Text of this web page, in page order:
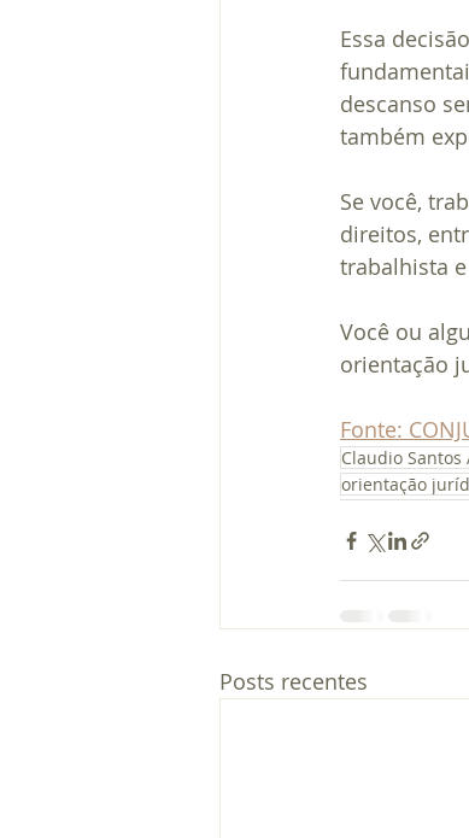
Essa
descanso
também
Se você,
direitos,
trabalhista
Você ou
orientação
Fonte:
Claudio Santos
orientação
Posts recentes